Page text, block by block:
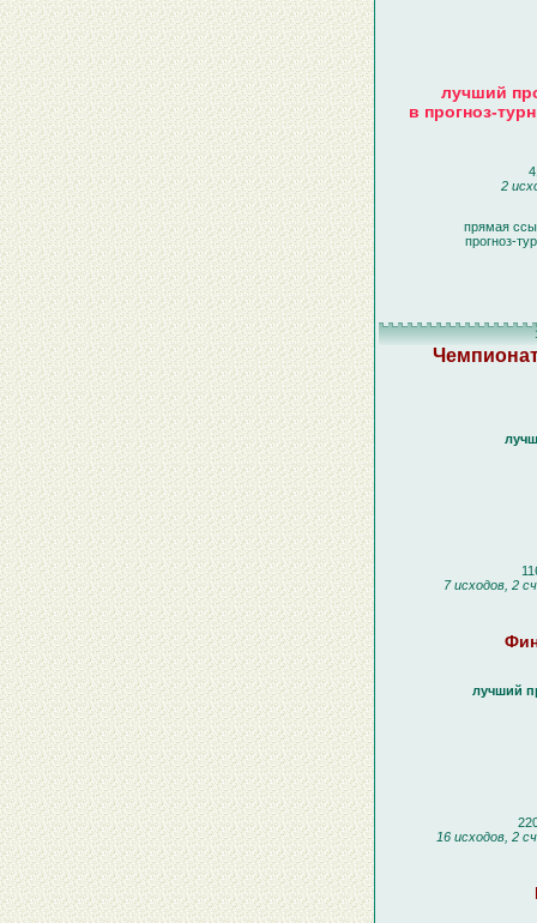
лучший
в прогноз-
2
прямая
прогноз-
7 исходов, 2
лучший
16 исходов, 2